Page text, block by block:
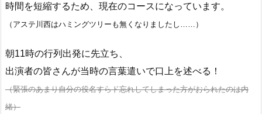
時間を短縮するため、現在のコースになっています。
（アステ川西はハミングツリーも無くなりましたし……）
朝11時の行列出発に先立ち、
出演者の皆さんが当時の言葉遣いで口上を述べる！
（緊張のあまり自分の役名すらド忘れしてしまった方がおられたのは内
緒）